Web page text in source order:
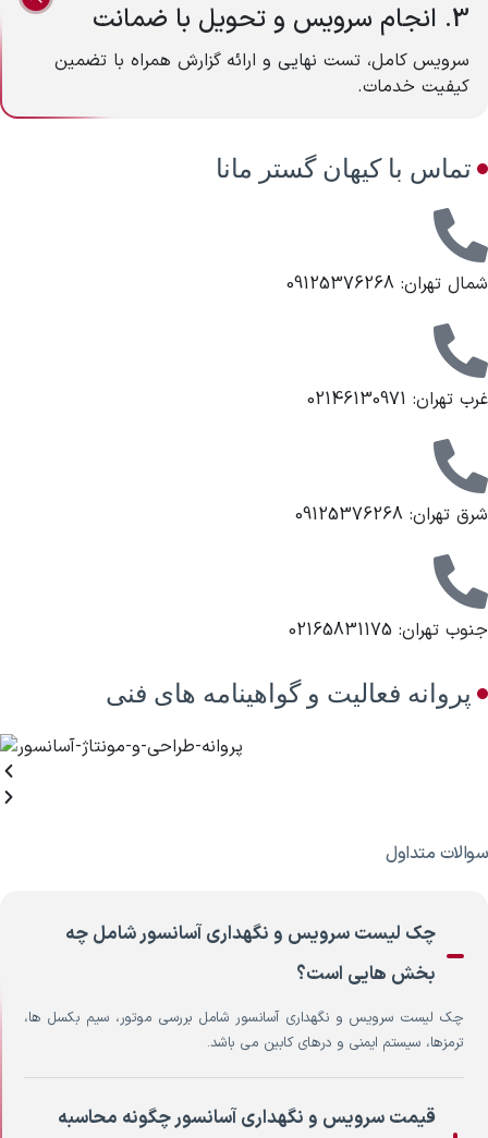
3. انجام سرویس و تحویل با ضمانت
سرویس کامل، تست نهایی و ارائه گزارش همراه با تضمین
کیفیت خدمات.
تماس با کیهان گستر مانا
شمال تهران: 09125376268
غرب تهران: 02146130971
شرق تهران: 09125376268
جنوب تهران: 02165831175
پروانه فعالیت و گواهینامه های فنی
سوالات متداول
چک لیست سرویس و نگهداری آسانسور شامل چه
بخش هایی است؟
چک لیست سرویس و نگهداری آسانسور شامل بررسی موتور، سیم بکسل ها،
ترمزها، سیستم ایمنی و درهای کابین می باشد.
قیمت سرویس و نگهداری آسانسور چگونه محاسبه